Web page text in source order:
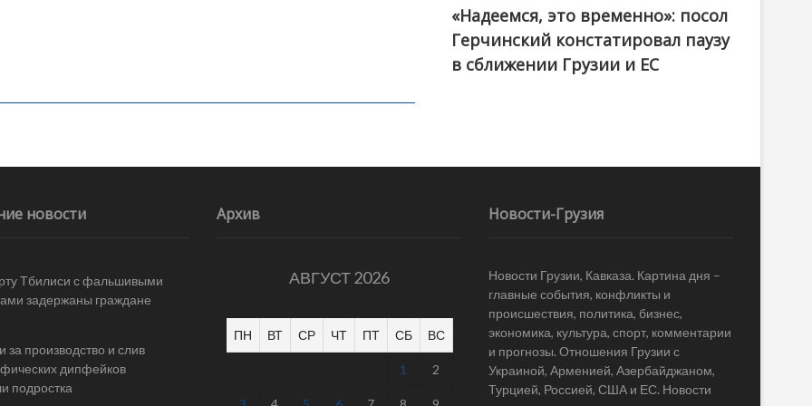
«Надеемся, это временно»: посол
Герчинский констатировал паузу
в сближении Грузии и ЕС
новости
Тбилиси с фальшивыми
задержаны граждане
за производство и слив
дипфейков
подростка
Архив
АВГУСТ 2026
ПН ВТ СР ЧТ ПТ СБ ВС
1 2
Новости-Грузия
Новости Грузии, Кавказа. Картина дня –
главные события, конфликты и
происшествия, политика, бизнес,
экономика, культура, спорт, комментарии
и прогнозы. Отношения Грузии с
Украиной, Арменией, Азербайджаном,
Турцией, Россией, США и ЕС. Новости